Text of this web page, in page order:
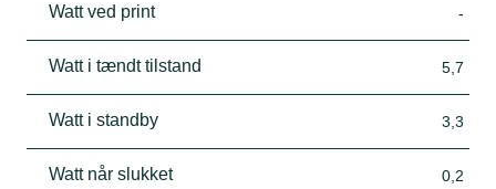
Watt ved print -
Watt i tændt tilstand 5,7
Watt i standby 3,3
Watt når slukket 0,2